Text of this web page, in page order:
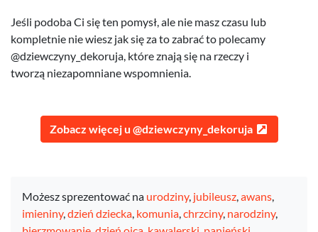
Jeśli podoba Ci się ten pomysł, ale nie masz czasu lub
kompletnie nie wiesz jak się za to zabrać to polecamy
@dziewczyny_dekoruja, które znają się na rzeczy i
tworzą niezapomniane wspomnienia.
Zobacz więcej u @dziewczyny_dekoruja
Możesz sprezentować na urodziny, jubileusz awans
imieniny, dzień dziecka komunia chrzciny, narodziny,